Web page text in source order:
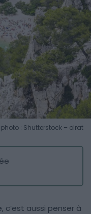
: Shutterstock – olrat
c’est aussi penser à